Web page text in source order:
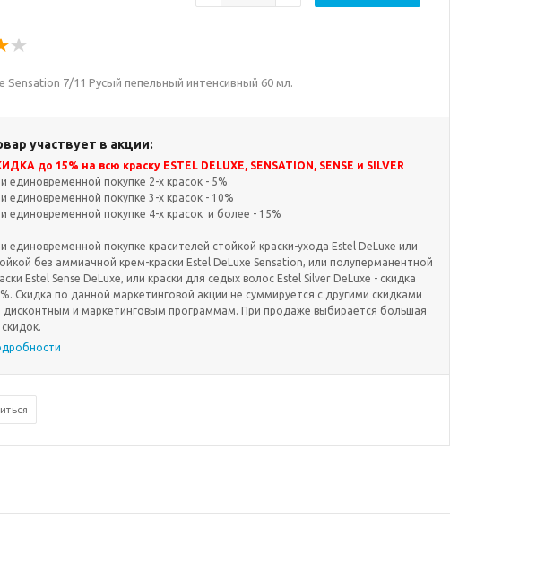
Sensation 7/11 Русый пепельный интенсивный 60 мл.
участвует в акции:
до 15% на всю краску ESTEL DELUXE, SENSATION, SENSE и SILVER
единовременной покупке 2-х красок - 5%
единовременной покупке 3-х красок - 10%
единовременной покупке 4-х красок и более - 15%
единовременной покупке красителей стойкой краски-ухода Estel DeLuxe или
без аммиачной крем-краски Estel DeLuxe Sensation, или полуперманентной
Estel Sense DeLuxe, или краски для седых волос Estel Silver DeLuxe - скидка
Скидка по данной маркетинговой акции не суммируется с другими скидками
дисконтным и маркетинговым программам. При продаже выбирается большая
скидок.